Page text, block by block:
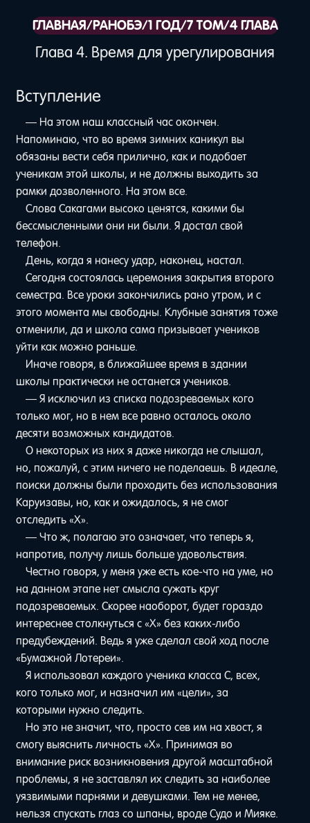
ГЛАВНАЯ/РАНОБЭ/1 ГОД/7 ТОМ/4 ГЛАВА
Глава 4. Время для урегулирования
Вступление
— На этом наш классный час окончен.
Напоминаю, что во время зимних каникул вы
обязаны вести себя прилично, как и подобает
ученикам этой школы, и не должны выходить за
рамки дозволенного. На этом все.
Слова Сакагами высоко ценятся, какими бы
бессмысленными они ни были. Я достал свой
телефон.
День, когда я нанесу удар, наконец, настал.
Сегодня состоялась церемония закрытия второго
семестра. Все уроки закончились рано утром, и с
этого момента мы свободны. Клубные занятия тоже
отменили, да и школа сама призывает учеников
уйти как можно раньше.
Иначе говоря, в ближайшее время в здании
школы практически не останется учеников.
— Я исключил из списка подозреваемых кого
только мог, но в нем все равно осталось около
десяти возможных кандидатов.
О некоторых из них я даже никогда не слышал,
но, пожалуй, с этим ничего не поделаешь. В идеале,
поиски должны были проходить без использования
Каруизавы, но, как и ожидалось, я не смог
отследить «Х».
— Что ж, полагаю это означает, что теперь я,
напротив, получу лишь больше удовольствия.
Честно говоря, у меня уже есть кое-что на уме, но
на данном этапе нет смысла сужать круг
подозреваемых. Скорее наоборот, будет гораздо
интереснее столкнуться с «Х» без каких-либо
предубеждений. Ведь я уже сделал свой ход после
«Бумажной Лотереи».
Я использовал каждого ученика класса С, всех,
кого только мог, и назначил им «цели», за
которыми нужно следить.
Но это не значит, что, просто сев им на хвост, я
смогу выяснить личность «Х». Принимая во
внимание риск возникновения другой масштабной
проблемы, я не заставлял их следить за наиболее
уязвимыми парнями и девушками. Тем не менее,
нельзя спускать глаз со шпаны, вроде Судо и Мияке.